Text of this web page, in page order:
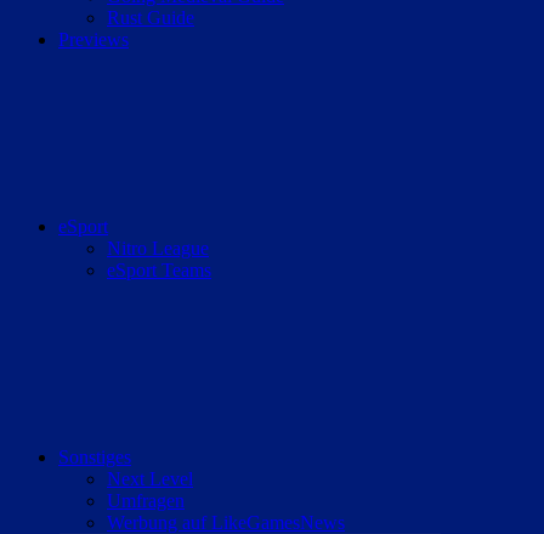
Rust Guide
Previews
eSport
Nitro League
eSport Teams
Sonstiges
Next Level
Umfragen
Werbung auf LikeGamesNews